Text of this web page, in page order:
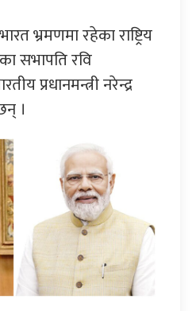
भारत भ्रमणमा रहेका राष्ट्रिय
का सभापति रवि
प्रधानमन्त्री नरेन्द्र
।